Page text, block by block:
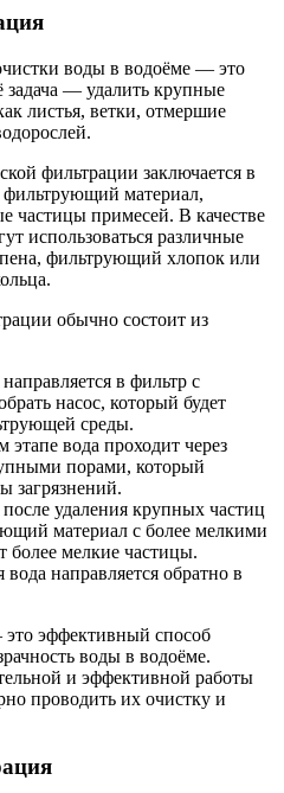
воды в водоёме — это
задача — удалить крупные
листья, ветки, отмершие
фильтрации заключается в
фильтрующий материал,
частицы примесей. В качестве
использоваться различные
фильтрующий хлопок или
обычно состоит из
в фильтр с
насос, который будет
среды.
этапе вода проходит через
порами, который
загрязнений.
удаления крупных частиц
материал с более мелкими
более мелкие частицы.
направляется обратно в
эффективный способ
воды в водоёме.
и эффективной работы
проводить их очистку и